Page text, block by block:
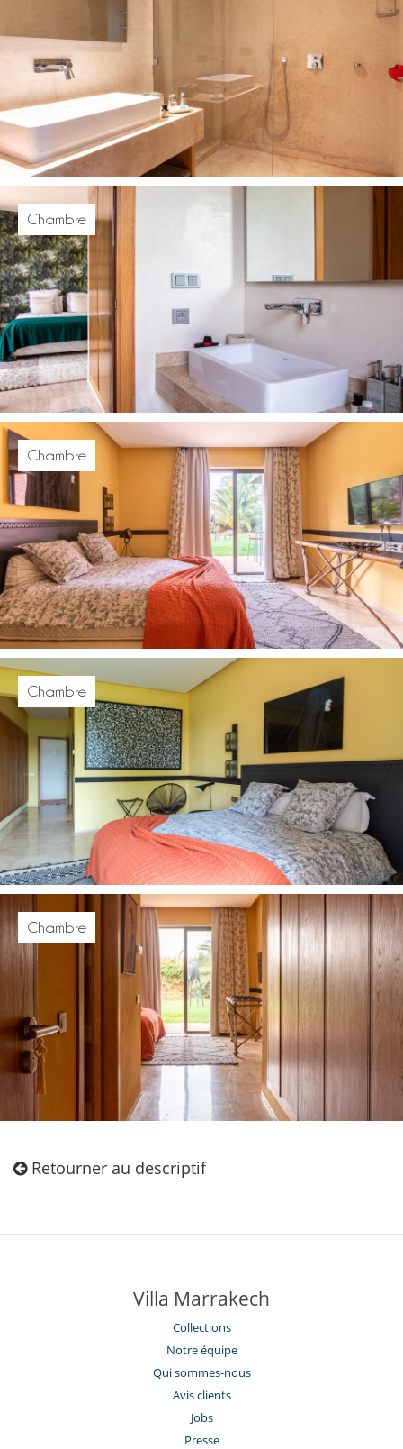
Chambre
Chambre
Chambre
Chambre
Retourner au descriptif
Villa Marrakech
Collections
Notre équipe
Qui sommes-nous
Avis clients
Jobs
Presse